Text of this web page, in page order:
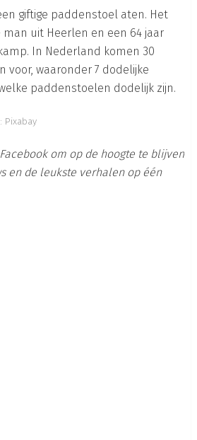
giftige paddenstoel aten. Het
man uit Heerlen en een 64 jaar
In Nederland komen 30
voor, waaronder 7 dodelijke
paddenstoelen dodelijk zijn.
Pixabay
om op de hoogte te blijven
en de leukste verhalen op één